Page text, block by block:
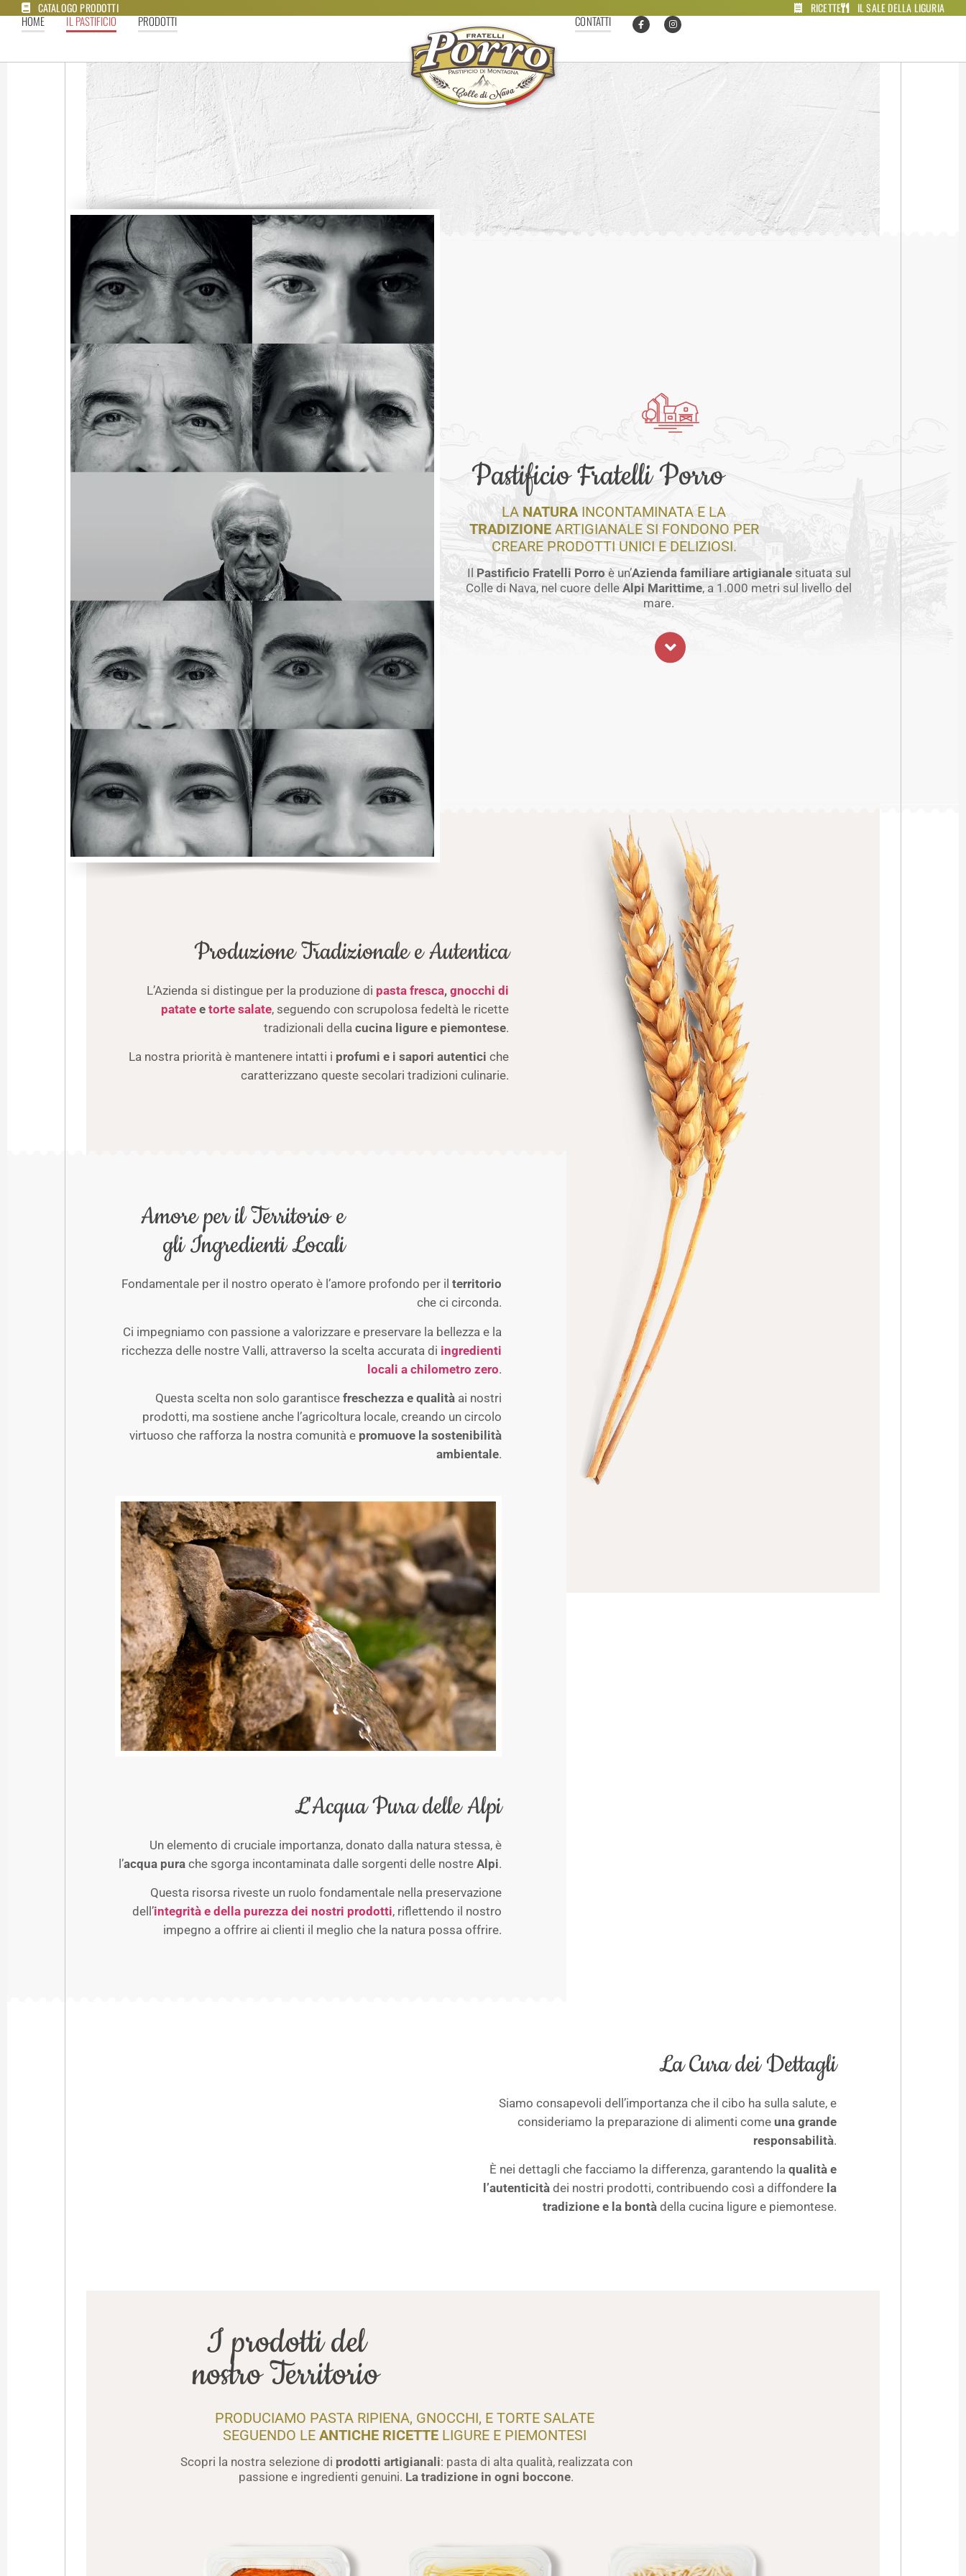
CATALOGO PRODOTTI RICETTE IL SALE DELLA LIGURIA
HOME IL PASTIFICIO PRODOTTI CONTATTI
Pastificio Fratelli Porro
LA NATURAINCONTAMINATA E LA
TRADIZIONEARTIGIANALE SI FONDONO PER
CREARE PRODOTTI UNICI E DELIZIOSI.
Il Pastificio Fratelli Porro è un’Azienda familiare artigianalesituata sul
Colle di Nava, nel cuore delleAlpi Marittime, a 1.000 metri sul livello del
mare.
Produzione Tradizionale e Autentica
L’Azienda si distingue per la produzione di pasta fresca, gnocchi di
patatee torte salate, seguendo con scrupolosa fedeltà le ricette
tradizionali della cucina ligure e piemontese.
La nostra priorità è mantenere intatti i profumi e i sapori autentici che
caratterizzano queste secolari tradizioni culinarie.
Amore per il Territorio e
gli Ingredienti Locali
Fondamentale per il nostro operato è l’amore profondo per il territorio
che ci circonda.
Ci impegniamo con passione a valorizzare e preservare la bellezza e la
ricchezza delle nostre Valli, attraverso la scelta accurata di ingredienti
locali a chilometro zero.
Questa scelta non solo garantisce freschezza e qualitàai nostri
prodotti, ma sostiene anche l’agricoltura locale, creando un circolo
virtuoso che rafforza la nostra comunità e promuove la sostenibilità
ambientale.
L'Acqua Pura delle Alpi
Un elemento di cruciale importanza, donato dalla natura stessa, è
l’acqua purache sgorga incontaminata dalle sorgenti delle nostre Alpi.
Questa risorsa riveste un ruolo fondamentale nella preservazione
dell’integrità e della purezza dei nostri prodotti, riflettendo il nostro
impegno a offrire ai clienti il meglio che la natura possa offrire.
La Cura dei Dettagli
Siamo consapevoli dell’importanza che il cibo ha sulla salute, e
consideriamo la preparazione di alimenti come una grande
responsabilità.
È nei dettagli che facciamo la differenza, garantendo la qualità e
l’autenticità dei nostri prodotti, contribuendo così a diffondere la
tradizione e la bontà della cucina ligure e piemontese.
I prodotti del
nostro Territorio
PRODUCIAMO PASTA RIPIENA, GNOCCHI, E TORTE SALATE
SEGUENDO LE ANTICHE RICETTE LIGURE E PIEMONTESI
Scopri la nostra selezione di prodotti artigianali: pasta di alta qualità, realizzata con
passione e ingredienti genuini. La tradizione in ogni boccone.